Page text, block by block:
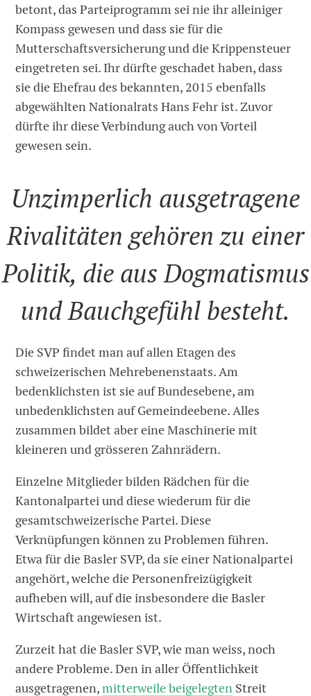
betont, das Parteiprogramm sei nie ihr alleiniger
Kompass gewesen und dass sie für die
Mutterschaftsversicherung und die Krippensteuer
eingetreten sei. Ihr dürfte geschadet haben, dass
sie die Ehefrau des bekannten, 2015 ebenfalls
abgewählten Nationalrats Hans Fehr ist. Zuvor
dürfte ihr diese Verbindung auch von Vorteil
gewesen sein.
Unzimperlich ausgetragene
Rivalitäten gehören zu einer
Politik, die aus Dogmatismus
und Bauchgefühl besteht.
Die SVP findet man auf allen Etagen des
schweizerischen Mehrebenenstaats. Am
bedenklichsten ist sie auf Bundesebene, am
unbedenklichsten auf Gemeindeebene. Alles
zusammen bildet aber eine Maschinerie mit
kleineren und grösseren Zahnrädern.
Einzelne Mitglieder bilden Rädchen für die
Kantonalpartei und diese wiederum für die
gesamtschweizerische Partei. Diese
Verknüpfungen können zu Problemen führen.
Etwa für die Basler SVP, da sie einer Nationalpartei
angehört, welche die Personenfreizügigkeit
aufheben will, auf die insbesondere die Basler
Wirtschaft angewiesen ist.
Zurzeit hat die Basler SVP, wie man weiss, noch
andere Probleme. Den in aller Öffentlichkeit
ausgetragenen,mitterweile beigelegten Streit